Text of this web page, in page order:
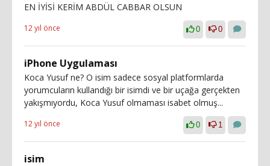
EN İYİSİ KERİM ABDÜL CABBAR OLSUN
12 yıl önce 0 0
iPhone Uygulaması
Koca Yusuf ne? O isim sadece sosyal platformlarda
yorumcuların kullandığı bir isimdi ve bir uçağa gerçekten
yakışmıyordu, Koca Yusuf olmaması isabet olmuş...
12 yıl önce 0 1
isim